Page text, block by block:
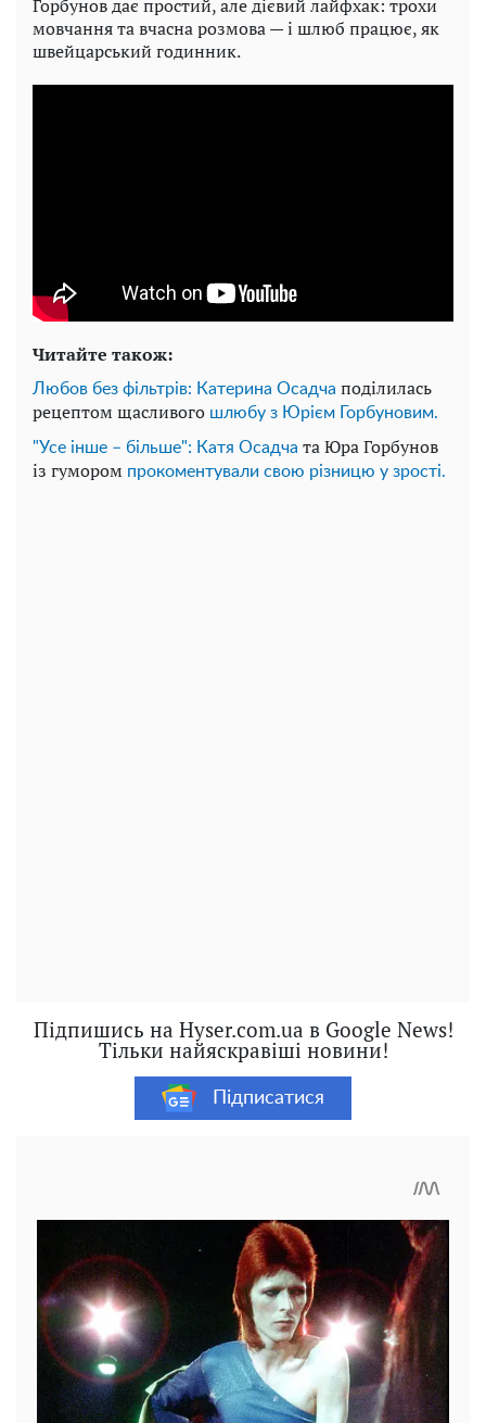
Горбунов дає простий, але дієвий лайфхак: трохи
мовчання та вчасна розмова — і шлюб працює, як
швейцарський годинник.
Читайте також:
Любов без фільтрів: Катерина Осадча поділилась
рецептом щасливого шлюбу з Юрієм Горбуновим.
"Усе інше – більше": Катя Осадча та Юра Горбунов
із гумором прокоментували свою різницю у зрості.
Підпишись на Hyser.com.ua в Google News!
Тільки найяскравіші новини!
Підписатися